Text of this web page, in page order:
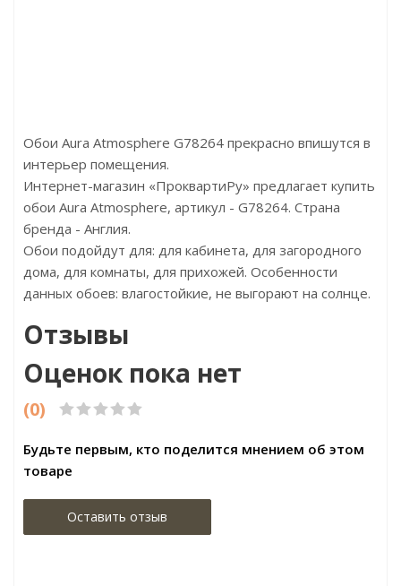
Обои Aura Atmosphere G78264 прекрасно впишутся в
интерьер помещения.
Интернет-магазин «ПроквартиРу» предлагает купить
обои Aura Atmosphere, артикул - G78264. Страна
бренда - Англия.
Обои подойдут для: для кабинета, для загородного
дома, для комнаты, для прихожей. Особенности
данных обоев: влагостойкие, не выгорают на солнце.
Отзывы
Оценок пока нет
(0)
Будьте первым, кто поделится мнением об этом
товаре
Оставить отзыв